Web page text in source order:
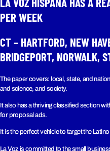
PER WEEK​
CT – HARTFORD, NEW
BRIDGEPORT, NORWALK,
The paper covers: local, state, and
and science, and society.
It also has a thriving classified section
for proposal ads.
It is the perfect vehicle to target the
La Voz is committed to the small